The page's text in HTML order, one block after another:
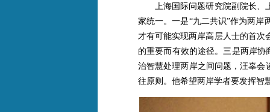
上海国际问题研究院副院长、上
家统一。一是“九二共识”作为两
才有可能实现两岸高层人士的首次
的重要而有效的途径。三是两岸协
治智慧处理两岸之间问题，汪辜会
往原则。他希望两岸学者要发挥智